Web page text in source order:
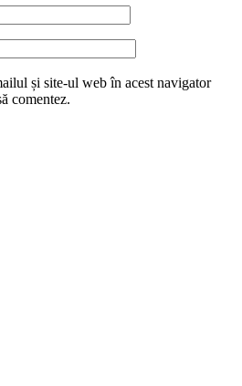
și site-ul web în acest navigator
comentez.